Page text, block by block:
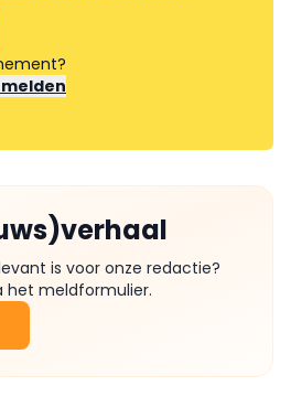
is voor onze redactie?
het meldformulier.